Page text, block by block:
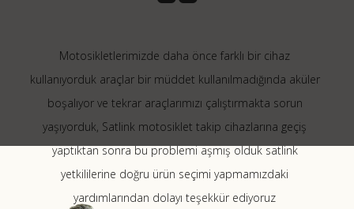
Motosikletlerimizde daha önce farklı bir cihaz
kullanıyorduk araçlar bir müddet kullanılmadığında aküler
boşalıyor ve tekrar araçlarımızı çalıştırmakta sorun
yaşıyorduk, Satlink motosiklet takip cihazlarına geçiş
yaptıktan sonra bu problemi aşmış olduk satlink
yetkililerine doğru ürün seçimi yapmamızdaki
yardımlarından dolayı teşekkür ediyoruz